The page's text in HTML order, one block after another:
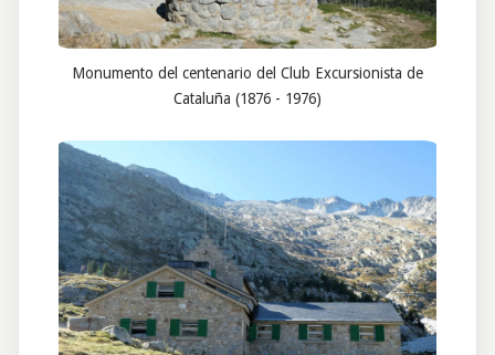
Monumento del centenario del Club Excursionista de
Cataluña (1876 - 1976)